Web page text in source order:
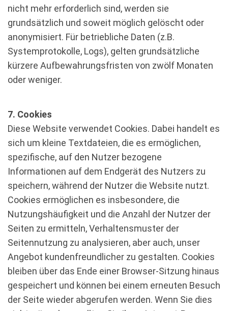
nicht mehr erforderlich sind, werden sie
grundsätzlich und soweit möglich gelöscht oder
anonymisiert. Für betriebliche Daten (z.B.
Systemprotokolle, Logs), gelten grundsätzliche
kürzere Aufbewahrungsfristen von zwölf Monaten
oder weniger.
7. Cookies
Diese Website verwendet Cookies. Dabei handelt es
sich um kleine Textdateien, die es ermöglichen,
spezifische, auf den Nutzer bezogene
Informationen auf dem Endgerät des Nutzers zu
speichern, während der Nutzer die Website nutzt.
Cookies ermöglichen es insbesondere, die
Nutzungshäufigkeit und die Anzahl der Nutzer der
Seiten zu ermitteln, Verhaltensmuster der
Seitennutzung zu analysieren, aber auch, unser
Angebot kundenfreundlicher zu gestalten. Cookies
bleiben über das Ende einer Browser-Sitzung hinaus
gespeichert und können bei einem erneuten Besuch
der Seite wieder abgerufen werden. Wenn Sie dies